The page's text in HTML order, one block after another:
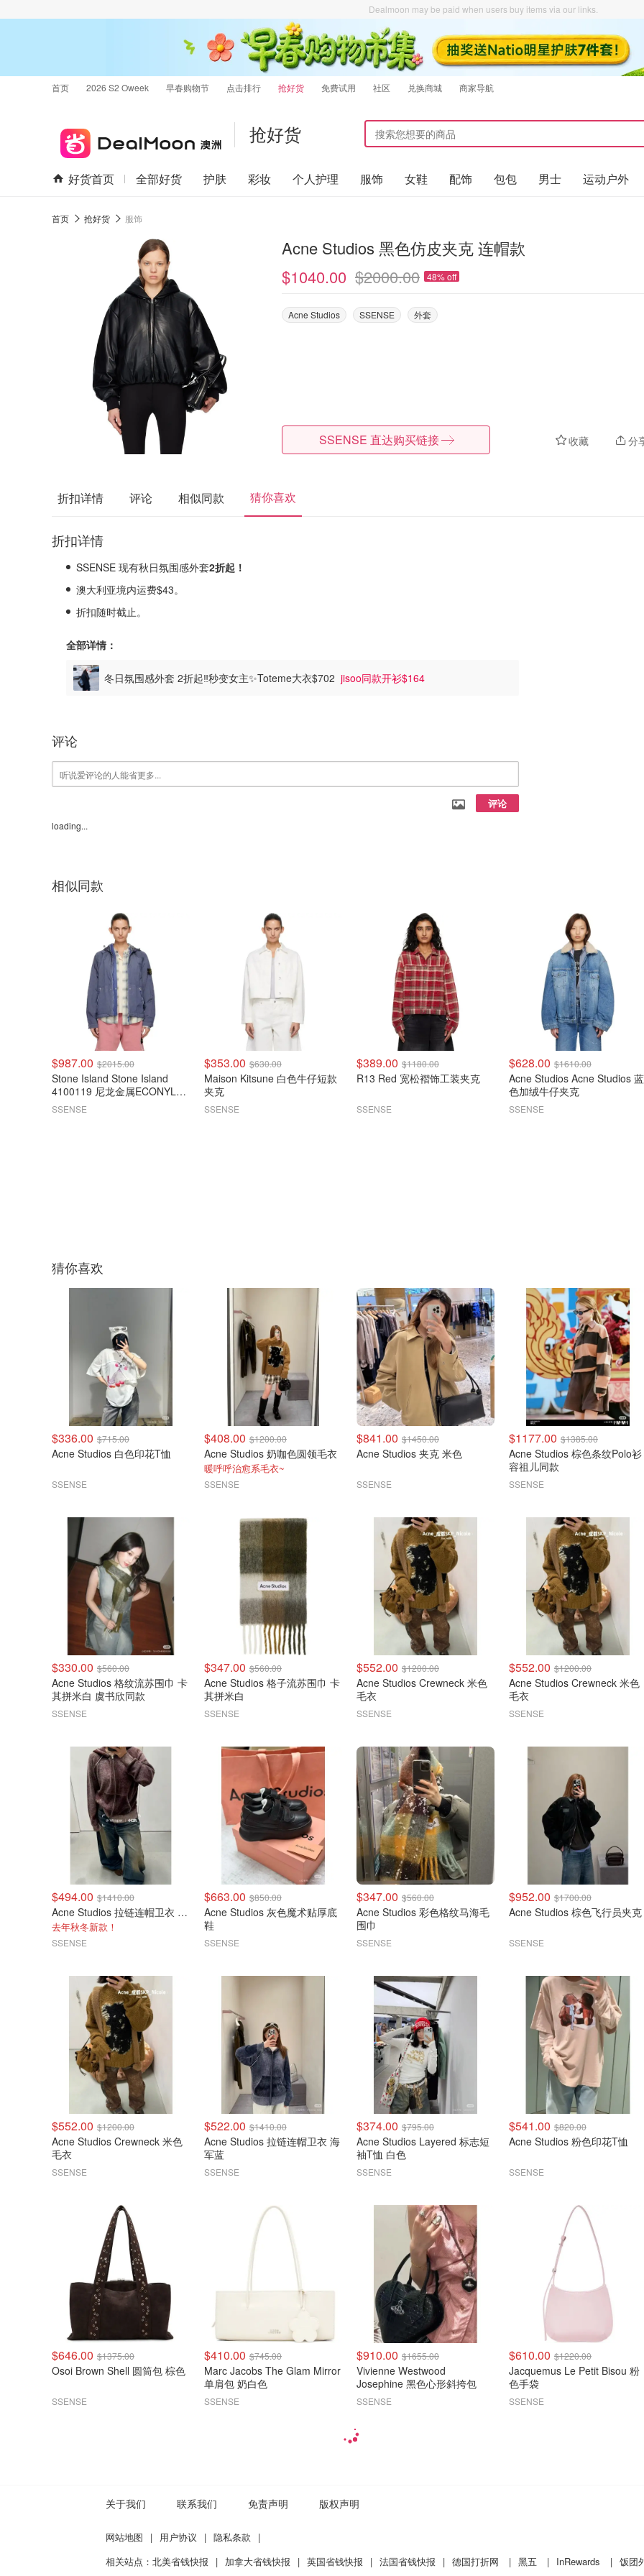
Dealmoon may be paid when users buy items via our links.
首页 2026 S2 Oweek 早春购物节 点击排行 抢好货 免费试用 社区 兑换商城 商家导航
抢好货
好货首页 全部好货 护肤 彩妆 个人护理 服饰 女鞋 配饰 包包 男士 运动户外
首页 抢好货 服饰
Acne Studios 黑色仿皮夹克 连帽款
$1040.00 $2000.00 48% off
Acne Studios SSENSE 外套
收藏 分
SSENSE 直达购买链接
折扣详情 评论 相似同款 猜你喜欢
折扣详情
SSENSE 现有秋日氛围感外套2折起！
澳大利亚境内运费$43。
折扣随时截止。
全部详情：
冬日氛围感外套 2折起‼️秒变女主✨Toteme大衣$702 jisoo同款开衫$164
评论
评论
loading...
相似同款
$987.00 $2015.00
Stone Island Stone Island
4100119 尼龙金属ECONYL夹
克 藏青色
SSENSE
$353.00 $630.00
Maison Kitsune 白色牛仔短款
夹克
SSENSE
$389.00 $1180.00
R13 Red 宽松褶饰工装夹克
SSENSE
$628.00 $1610.00
Acne Studios Acne Studios 蓝
色加绒牛仔夹克
SSENSE
猜你喜欢
$336.00 $715.00
Acne Studios 白色印花T恤
SSENSE
$408.00 $1200.00
Acne Studios 奶咖色圆领毛衣
暖呼呼治愈系毛衣~
SSENSE
$841.00 $1450.00
Acne Studios 夹克 米色
SSENSE
$1177.00 $1385.00
Acne Studios 棕色条纹Polo衫
容祖儿同款
SSENSE
$330.00 $560.00
Acne Studios 格纹流苏围巾 卡
其拼米白 虞书欣同款
SSENSE
$347.00 $560.00
Acne Studios 格子流苏围巾 卡
其拼米白
SSENSE
$552.00 $1200.00
Acne Studios Crewneck 米色
毛衣
SSENSE
$552.00 $1200.00
Acne Studios Crewneck 米色
毛衣
SSENSE
$494.00 $1410.00
Acne Studios 拉链连帽卫衣 酒红色
去年秋冬新款！
SSENSE
$663.00 $850.00
Acne Studios 灰色魔术贴厚底
鞋
SSENSE
$347.00 $560.00
Acne Studios 彩色格纹马海毛
围巾
SSENSE
$952.00 $1700.00
Acne Studios 棕色飞行员夹克
SSENSE
$552.00 $1200.00
Acne Studios Crewneck 米色
毛衣
SSENSE
$522.00 $1410.00
Acne Studios 拉链连帽卫衣 海
军蓝
SSENSE
$374.00 $795.00
Acne Studios Layered 标志短
袖T恤 白色
SSENSE
$541.00 $820.00
Acne Studios 粉色印花T恤
SSENSE
$646.00 $1375.00
Osoi Brown Shell 圆筒包 棕色
SSENSE
$410.00 $745.00
Marc Jacobs The Glam Mirror
单肩包 奶白色
SSENSE
$910.00 $1655.00
Vivienne Westwood
Josephine 黑色心形斜挎包
SSENSE
$610.00 $1220.00
Jacquemus Le Petit Bisou 粉
色手袋
SSENSE
关于我们 联系我们 免责声明 版权声明
网站地图 | 用户协议 | 隐私条款
|
相关站点： 北美省钱快报 | 加拿大省钱快报 | 英国省钱快报 | 法国省钱快报 | 德国打折网 | 黑五 | InRewards | 饭团